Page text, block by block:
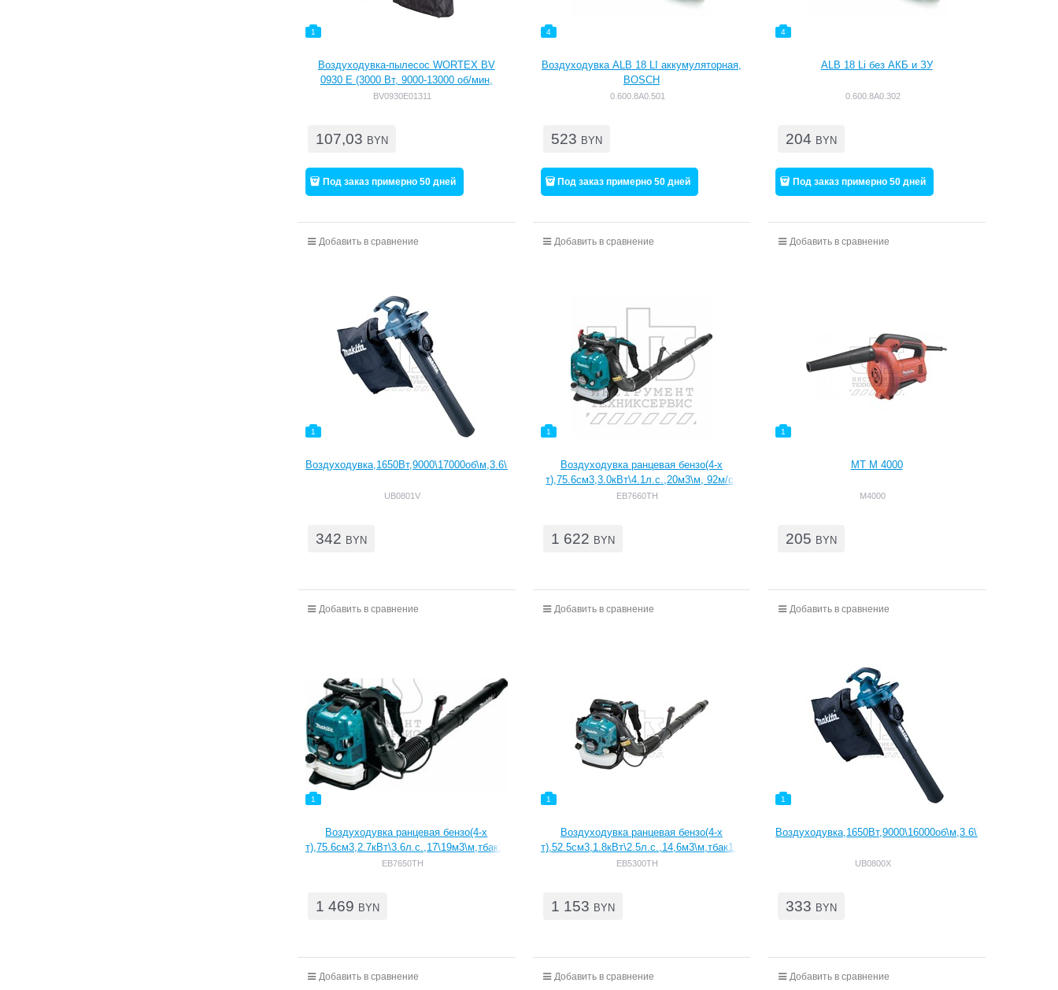
1
Воздуходувка-пылесос WORTEX BV
0930 E (3000 Вт, 9000-13000 об/мин,
сборник 45 л, мульчирование 10:1, скор.
BV0930E01311
107,03 BYN
Под заказ примерно 50 дней
Добавить в сравнение
4
Воздуходувка ALB 18 LI аккумуляторная,
BOSCH
0.600.8A0.501
523 BYN
Под заказ примерно 50 дней
Добавить в сравнение
4
ALB 18 Li без АКБ и ЗУ
0.600.8A0.302
204 BYN
Под заказ примерно 50 дней
Добавить в сравнение
1
Воздуходувка,1650Вт,9000\17000об\м,3.6\7.1м3\м,4.1кПа,3.2кг
UB0801V
342 BYN
Добавить в сравнение
1
Воздуходувка ранцевая бензо(4-х
т),75.6см3,3.0кВт\4.1л.с.,20м3\м, 92м/с,
тбак1.9л,10.9кг
EB7660TH
1 622 BYN
Добавить в сравнение
1
MT M 4000
M4000
205 BYN
Добавить в сравнение
1
Воздуходувка ранцевая бензо(4-х
т),75.6см3,2.7кВт\3.6л.с.,17\19м3\м,тбак1.9л,10.8кг,кор,2наконеч
d60\d70,2нас
EB7650TH
1 469 BYN
Добавить в сравнение
1
Воздуходувка ранцевая бензо(4-х
т),52.5см3,1.8кВт\2.5л.с.,14,6м3\м,тбак1.8л,10.5кг,кор,2наконеч
d60\d70,2нас
EB5300TH
1 153 BYN
Добавить в сравнение
1
UB0800X
333 BYN
Добавить в сравнение